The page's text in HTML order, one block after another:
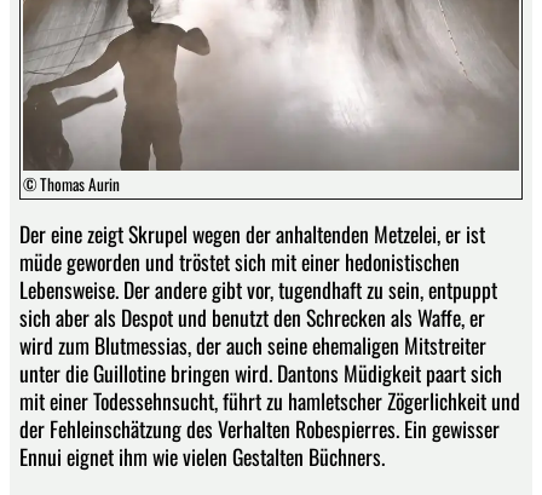
© Thomas Aurin
Der eine zeigt Skrupel wegen der anhaltenden Metzelei, er ist
müde geworden und tröstet sich mit einer hedonistischen
Lebensweise. Der andere gibt vor, tugendhaft zu sein, entpuppt
sich aber als Despot und benutzt den Schrecken als Waffe, er
wird zum Blutmessias, der auch seine ehemaligen Mitstreiter
unter die Guillotine bringen wird. Dantons Müdigkeit paart sich
mit einer Todessehnsucht, führt zu hamletscher Zögerlichkeit und
der Fehleinschätzung des Verhalten Robespierres. Ein gewisser
Ennui eignet ihm wie vielen Gestalten Büchners.